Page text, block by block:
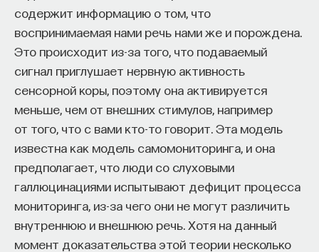
содержит информацию о том, что
воспринимаемая нами речь нами же и порождена.
Это происходит из-за того, что подаваемый
сигнал приглушает нервную активность
сенсорной коры, поэтому она активируется
меньше, чем от внешних стимулов, например
от того, что с вами кто-то говорит. Эта модель
известна как модель самомониторинга, и она
предполагает, что люди со слуховыми
галлюцинациями испытывают дефицит процесса
мониторинга, из-за чего они не могут различить
внутреннюю и внешнюю речь. Хотя на данный
момент доказательства этой теории несколько
оно формируется. Нам долго казалось, что
преподаватель может просто хорошо и логично
изложить материал, а студент — зафиксировать
его и затем воспроизвести. Но самый важный
момент происходит потом, когда человек
остается один на один с этим материалом
и пытается что-то с ним сделать. И получается,
что настоящее образование происходит
не в аудитории, а за ее пределами».
ИИ полезен не как костыль, а как
сложный собеседник